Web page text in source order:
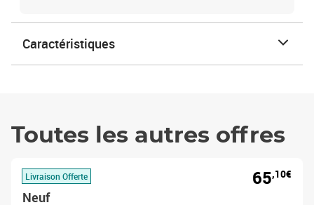
Caractéristiques
Toutes les autres offres
Livraison Offerte
Neuf
65,10€